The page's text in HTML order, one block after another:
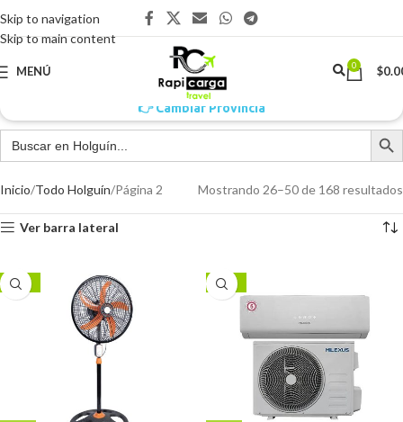
Skip to navigation
Skip to main content
MENÚ 0 $
👉 Cambiar Provincia
Inicio Todo Holguín Página 3 Mostrando 51–75 de 168 resultados
Ver barra lateral
-13% -15%